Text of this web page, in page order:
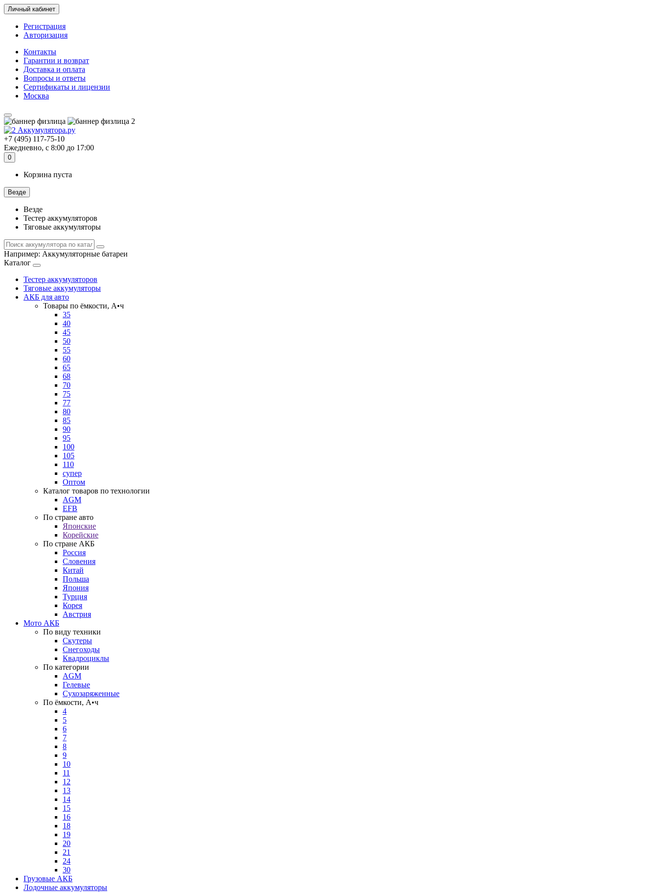
Личный кабинет
Регистрация
Авторизация
Контакты
Гарантии и возврат
Доставка и оплата
Вопросы и ответы
Сертификаты и лицензии
Москва
+7 (495) 117-75-10
Ежедневно, с 8:00 до 17:00
0
Корзина пуста
Везде
Везде
Тестер аккумуляторов
Тяговые аккумуляторы
Например: Аккумуляторные батареи
Каталог
Тестер аккумуляторов
Тяговые аккумуляторы
АКБ для авто
Товары по ёмкости, А•ч
35
40
45
50
55
60
65
68
70
75
77
80
85
90
95
100
105
110
супер
Оптом
Каталог товаров по технологии
AGM
EFB
По стране авто
Японские
Корейские
По стране АКБ
Россия
Словения
Китай
Польша
Япония
Турция
Корея
Австрия
Мото АКБ
По виду техники
Скутеры
Снегоходы
Квадроциклы
По категории
AGM
Гелевые
Сухозаряженные
По ёмкости, А•ч
4
5
6
7
8
9
10
11
12
13
14
15
16
18
19
20
21
24
30
Грузовые АКБ
Лодочные аккумуляторы